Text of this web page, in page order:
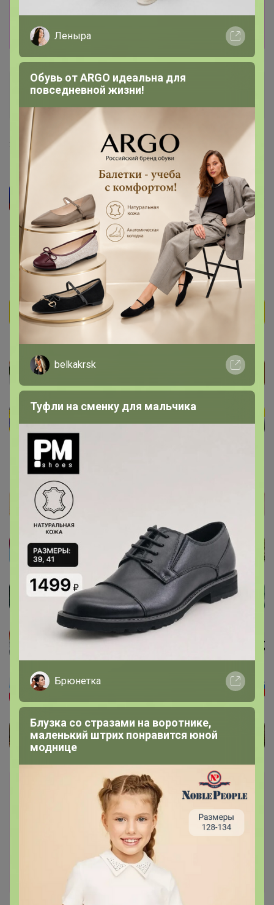
лишь членам клуба
Показать
Артемида
30 мая, 2024 09:57
Палантины, шарфы ОСЕНЬ - ЗИМА
Леныра
Обувь от ARGO идеальна для
повседневной жизни!
belkakrsk
Туфли на сменку для мальчика
Брюнетка
Блузка со стразами на воротнике,
маленький штрих понравится юной
моднице